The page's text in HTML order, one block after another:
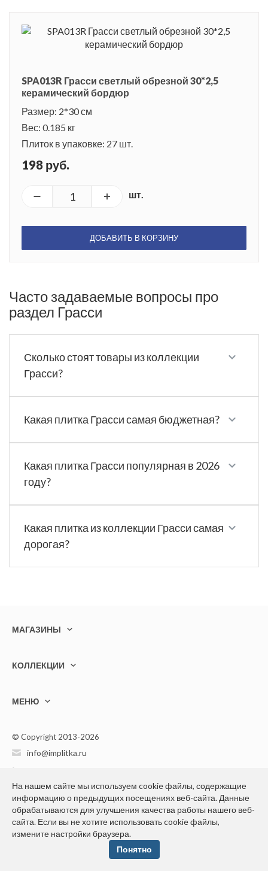
SPA013R Грасси светлый обрезной 30*2,5
керамический бордюр
Размер: 2*30 см
Вес: 0.185 кг
Плиток в упаковке: 27 шт.
198 руб.
шт.
ДОБАВИТЬ В КОРЗИНУ
Часто задаваемые вопросы про
раздел Грасси
Сколько стоят товары из коллекции
Грасси?
Какая плитка Грасси самая бюджетная?
Какая плитка Грасси популярная в 2026
году?
Какая плитка из коллекции Грасси самая
дорогая?
МАГАЗИНЫ
КОЛЛЕКЦИИ
МЕНЮ
© Copyright 2013-2026
info@implitka.ru
Конфиденциальность персональной информации
На нашем сайте мы используем cookie файлы, содержащие
информацию о предыдущих посещениях веб-сайта. Данные
обрабатываются для улучшения качества работы нашего веб-
сайта. Если вы не хотите использовать cookie файлы,
измените настройки браузера.
Понятно